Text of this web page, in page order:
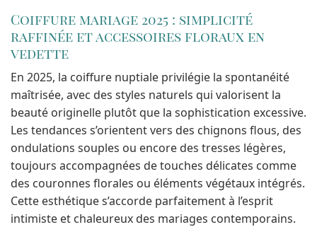
Coiffure mariage 2025 : simplicité
raffinée et accessoires floraux en
vedette
En 2025, la coiffure nuptiale privilégie la spontanéité
maîtrisée, avec des styles naturels qui valorisent la
beauté originelle plutôt que la sophistication excessive.
Les tendances s’orientent vers des chignons flous, des
ondulations souples ou encore des tresses légères,
toujours accompagnées de touches délicates comme
des couronnes florales ou éléments végétaux intégrés.
Cette esthétique s’accorde parfaitement à l’esprit
intimiste et chaleureux des mariages contemporains.